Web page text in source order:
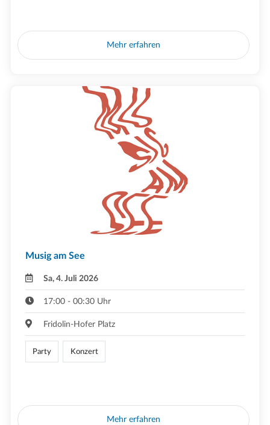
Mehr erfahren
Musig am See
Sa, 4. Juli 2026
17:00 - 00:30 Uhr
Fridolin-Hofer Platz
Party Konzert
Mehr erfahren